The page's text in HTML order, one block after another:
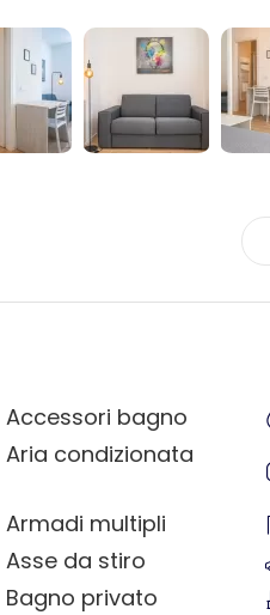
Accessori bagno
Aria condizionata
Armadi multipli
Asse da stiro
Bagno privato